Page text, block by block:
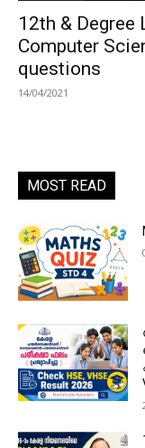
12th &
Computer
questions
14/04/2021
MOST READ